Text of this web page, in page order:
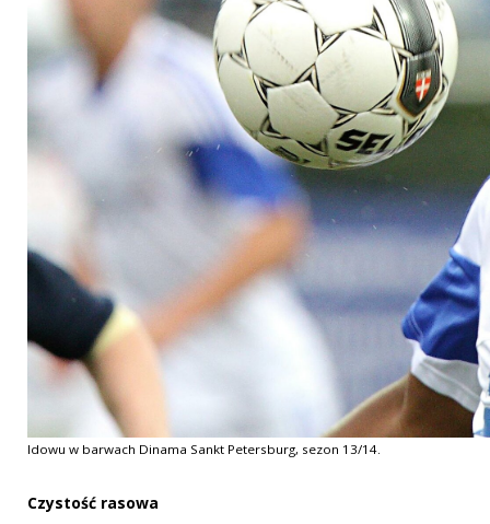
Idowu w barwach Dinama Sankt Petersburg, sezon 13/14.
Czystość rasowa